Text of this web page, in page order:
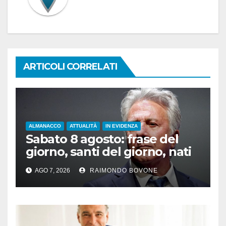
ARTICOLI CORRELATI
ALMANACCO ATTUALITÀ IN EVIDENZA
Sabato 8 agosto: frase del
giorno, santi del giorno, nati
famosi, accadde oggi
AGO 7, 2026 RAIMONDO BOVONE